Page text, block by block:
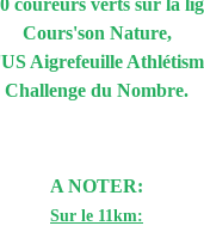
coureurs verts sur la
Cours'son Nature,
Aigrefeuille
Challenge du Nombre.
A NOTER:
Sur le 11km: